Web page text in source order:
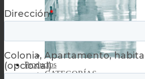
Productos
CATEGORÍAS